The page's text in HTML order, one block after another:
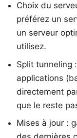
Choix du
préférez un
un serveur
utilisez.
Split tunneling
applications
directement
que le reste
Mises à jour :